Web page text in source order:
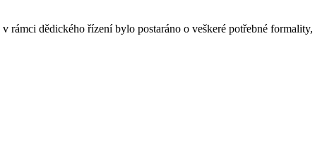
rámci dědického řízení bylo postaráno o veškeré potřebné formality,